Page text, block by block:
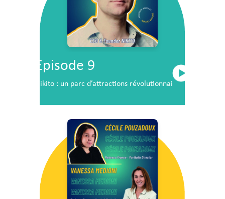
Episode 9
Nikito : un parc d’attractions révolutionnaire en plein